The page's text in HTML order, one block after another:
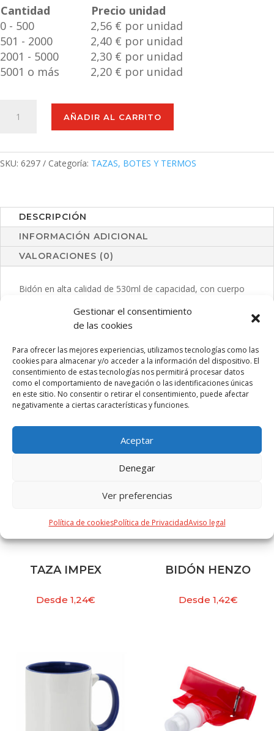
Gestionar el consentimiento
de las cookies
Para ofrecer las mejores experiencias, utilizamos tecnologías como las
cookies para almacenar y/o acceder a la información del dispositivo. El
consentimiento de estas tecnologías nos permitirá procesar datos
como el comportamiento de navegación o las identificaciones únicas
en este sitio. No consentir o retirar el consentimiento, puede afectar
negativamente a ciertas características y funciones.
Aceptar
Denegar
Ver preferencias
Política de cookiesPolítica de PrivacidadAviso legal
Cantidad
Precio unidad
0 - 500
2,56 € por unidad
501 - 2000
2,40 € por unidad
2001 - 5000
2,30 € por unidad
5001 o más
2,20 € por unidad
Pruler
AÑADIR AL CARRITO
SKU: 6297 Categoría: TAZAS, BOTES Y TERMOS
DESCRIPCIÓN
INFORMACIÓN ADICIONAL
VALORACIONES (0)
Bidón en alta calidad de 530ml de capacidad, con cuerpo
95º C) y libre de BPA. Disponible en variada gama de
colores translúcidos con tapón de rosca a juego.
PRODUCTOS RELACIONADOS
TAZA IMPEX
Desde1,24€
BIDÓN HENZO
Desde 1,42€